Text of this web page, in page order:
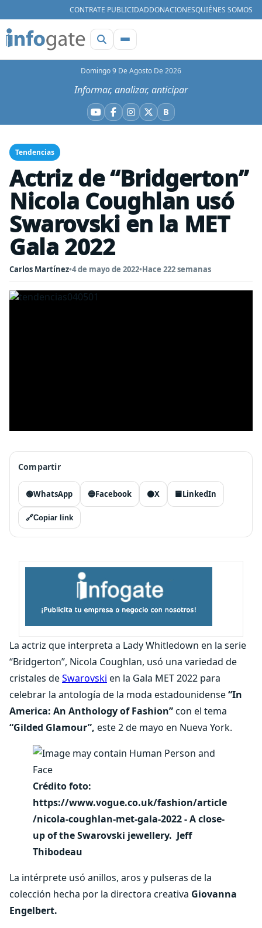
CONTRATE PUBLICIDADDONACIONESQUIÉNES SOMOS
Domingo 9 De Agosto De 2026
Informar, analizar, anticipar
YouTube
Facebook
Instagram
X BBluesky
Tendencias
Actriz de “Bridgerton”
Nicola Coughlan usó
Swarovski en la MET
Gala 2022
Carlos Martínez•4 de mayo de 2022•Hace 222 semanas
Compartir
🟢WhatsApp 🔵Facebook ⚫X 🟦LinkedIn
🔗Copiar link
La actriz que interpreta a Lady Whitledown en la serie
“Bridgerton”, Nicola Coughlan, usó una variedad de
cristales deSwarovski en la Gala MET 2022 para
celebrar la antología de la moda estadounidense“In
America: An Anthology of Fashion”con el tema
“Gilded Glamour”, este 2 de mayo en Nueva York.
Crédito foto:
https://www.vogue.co.uk/fashion/article
/nicola-coughlan-met-gala-2022 - A close-
up of the Swarovski jewellery. Jeff
Thibodeau
La intérprete usó anillos, aros y pulseras de la
colección hecha por la directora creativa Giovanna
Engelbert.